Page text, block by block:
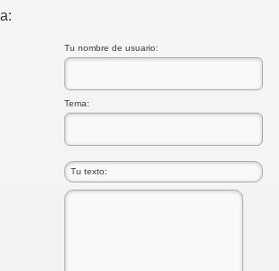
Tu nombre de usuario:
Tema: